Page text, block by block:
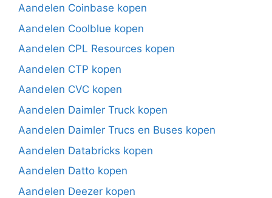
Aandelen Coinbase kopen
Aandelen Coolblue kopen
Aandelen CPL Resources kopen
Aandelen CTP kopen
Aandelen CVC kopen
Aandelen Daimler Truck kopen
Aandelen Daimler Trucs en Buses kopen
Aandelen Databricks kopen
Aandelen Datto kopen
Aandelen Deezer kopen